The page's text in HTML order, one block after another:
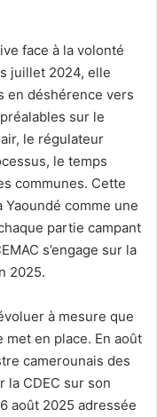
face à la volonté
juillet 2024, elle
en déshérence vers
sur le
le régulateur
le temps
communes. Cette
Yaoundé comme une
partie campant
s’engage sur la
2025.
à mesure que
en place. En août
camerounais des
la CDEC sur son
août 2025 adressée